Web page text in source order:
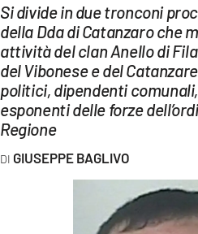
LAC NETWORK
LAC ONAIR
LaC
Network
LACPLAY.IT
Si divide in due tronconi
della Dda di Catanzaro che
attività del clan Anello di
del Vibonese e del
politici, dipendenti
esponenti delle forze
Regione
GIUSEPPE BAGLIVO